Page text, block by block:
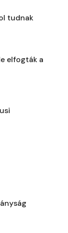
tudnak
elfogták a